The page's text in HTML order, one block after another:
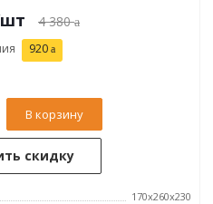
4 380
920
В корзину
скидку
170x260x230